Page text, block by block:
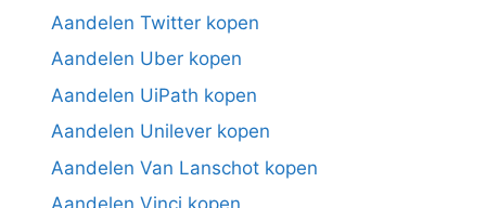
Aandelen Twitter kopen
Aandelen Uber kopen
Aandelen UiPath kopen
Aandelen Unilever kopen
Aandelen Van Lanschot kopen